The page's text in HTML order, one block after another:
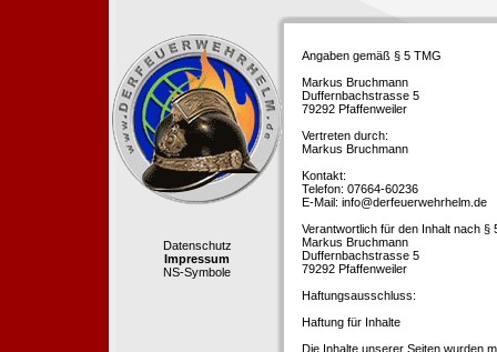
Datenschutz
Impressum
NS-Symbole
Angaben gemäß § 5 TMG
Markus Bruchmann
Duffernbachstrasse 5
79292 Pfaffenweiler
Vertreten durch:
Markus Bruchmann
Kontakt:
Telefon: 07664-60236
E-Mail: info@derfeuerwehrhelm.de
Verantwortlich für den Inhalt nach §
Markus Bruchmann
Duffernbachstrasse 5
79292 Pfaffenweiler
Haftungsausschluss:
Haftung für Inhalte
Die Inhalte unserer Seiten wurden